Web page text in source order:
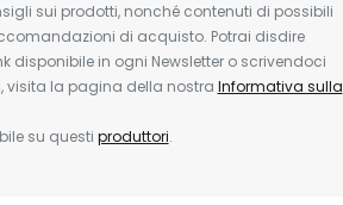
sui prodotti, nonché contenuti di possibili
di acquisto. Potrai disdire
in ogni Newsletter o scrivendoci
visita la pagina della nostra Informativa sulla
su questi produttori.